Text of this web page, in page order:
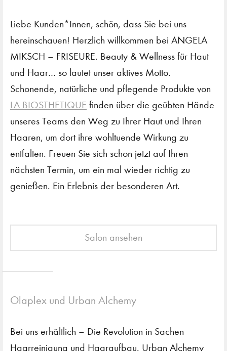
Liebe Kunden*Innen, schön, dass Sie bei uns
hereinschauen! Herzlich willkommen bei ANGELA
MIKSCH – FRISEURE. Beauty & Wellness für Haut
und Haar… so lautet unser aktives Motto.
Schonende, natürliche und pflegende Produkte von
LA BIOSTHETIQUE finden über die geübten Hände
unseres Teams den Weg zu Ihrer Haut und Ihren
Haaren, um dort ihre wohltuende Wirkung zu
entfalten. Freuen Sie sich schon jetzt auf Ihren
nächsten Termin, um ein mal wieder richtig zu
genießen. Ein Erlebnis der besonderen Art.
Salon ansehen
Olaplex und Urban Alchemy
Bei uns erhältlich – Die Revolution in Sachen
Haarreinigung und Haaraufbau. Urban Alchemy